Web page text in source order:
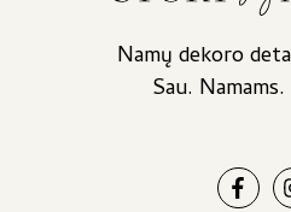
Namų dekoro
Sau.